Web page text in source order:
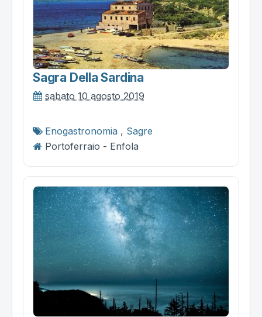
Sagra Della Sardina
sabato 10 agosto 2019
Enogastronomia , Sagre
Portoferraio - Enfola